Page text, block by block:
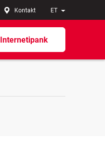
ET
Kontakt
Internetipank